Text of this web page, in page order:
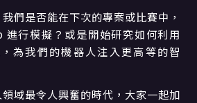
們是否能在下次的專案或比賽中，
進行模擬？或是開始研究如何利用
為我們的機器人注入更高等的智
域最令人興奮的時代，大家一起加